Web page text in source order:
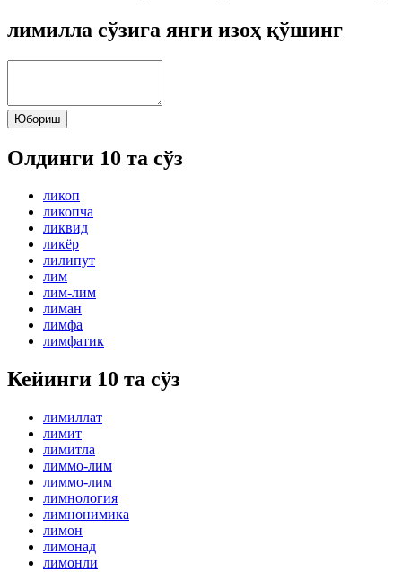
лимилла сўзига янги изоҳ қўшинг
Юбориш
Олдинги 10 та сўз
ликоп
ликопча
ликвид
ликёр
лилипут
лим
лим-лим
лиман
лимфа
лимфатик
Кейинги 10 та сўз
лимиллат
лимит
лимитла
лиммо-лим
лиммо-лим
лимнология
лимнонимика
лимон
лимонад
лимонли